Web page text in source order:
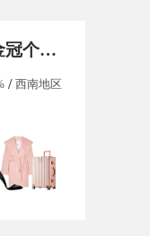
议变更，粉丝数量1300左右
西南地区